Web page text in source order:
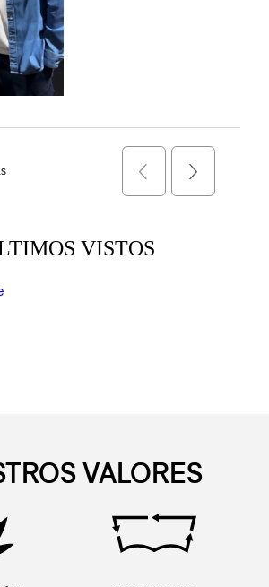
VISTOS
VALORES